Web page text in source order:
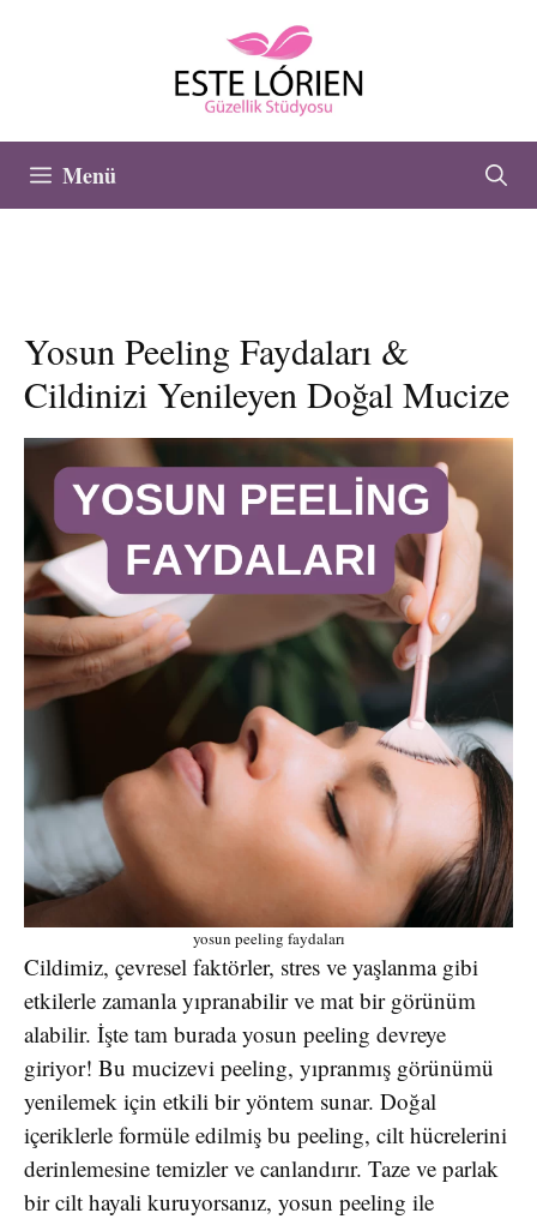
Menü
Yosun Peeling Faydaları &
Cildinizi Yenileyen Doğal Mucize
yosun peeling faydaları
Cildimiz, çevresel faktörler, stres ve yaşlanma gibi
etkilerle zamanla yıpranabilir ve mat bir görünüm
alabilir. İşte tam burada yosun peeling devreye
giriyor! Bu mucizevi peeling, yıpranmış görünümü
yenilemek için etkili bir yöntem sunar. Doğal
içeriklerle formüle edilmiş bu peeling, cilt hücrelerini
derinlemesine temizler ve canlandırır. Taze ve parlak
bir cilt hayali kuruyorsanız, yosun peeling ile